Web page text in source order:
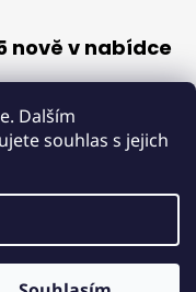
Dalším
souhlas s jejich
nově v nabídce
Arena